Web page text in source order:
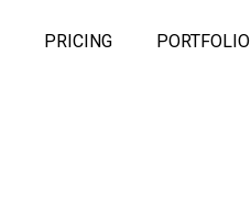
PRICING PORTFOLIO